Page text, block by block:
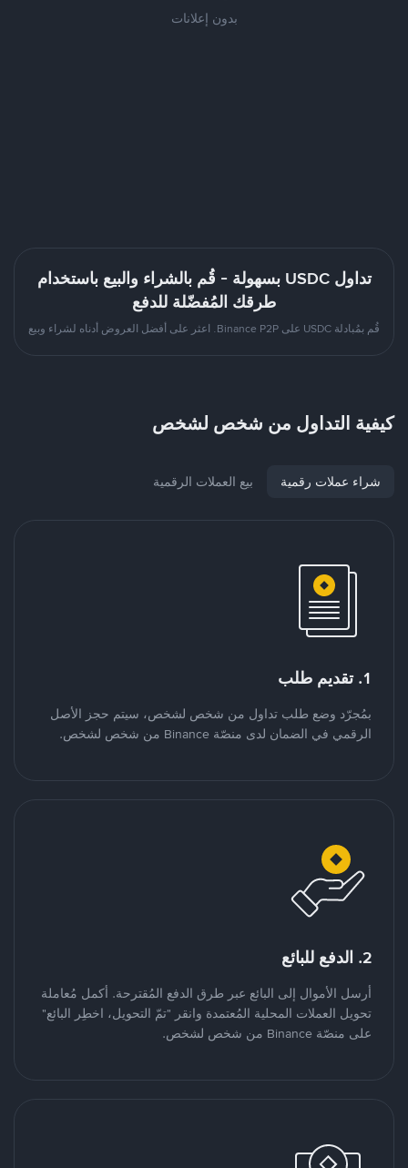
بدون إعلانات
تداول USDC بسهولة - قُم بالشراء والبيع باستخدام
طرقك المُفضّلة للدفع
قُم بمُبادلة USDC على Binance P2P. اعثر على أفضل العروض أدناه لشراء وبيع
كيفية التداول من شخص لشخص
شراء عملات رقمية بيع العملات الرقمية
1. تقديم طلب
بمُجرّد وضع طلب تداول من شخص لشخص، سيتم حجز الأصل
الرقمي في الضمان لدى منصّة Binance من شخص لشخص.
2. الدفع للبائع
أرسل الأموال إلى البائع عبر طرق الدفع المُقترحة. أكمل مُعاملة
تحويل العملات المحلية المُعتمدة وانقر "تمّ التحويل، اخطِر البائع"
على منصّة Binance من شخص لشخص.